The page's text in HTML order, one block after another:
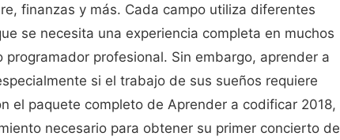
finanzas y más. Cada campo utiliza diferentes
se necesita una experiencia completa en muchos
profesional. Sin embargo, aprender a
si el trabajo de sus sueños requiere
el paquete completo de Aprender a codificar 2018,
necesario para obtener su primer concierto de